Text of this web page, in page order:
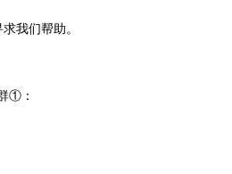
我们帮助。
①：